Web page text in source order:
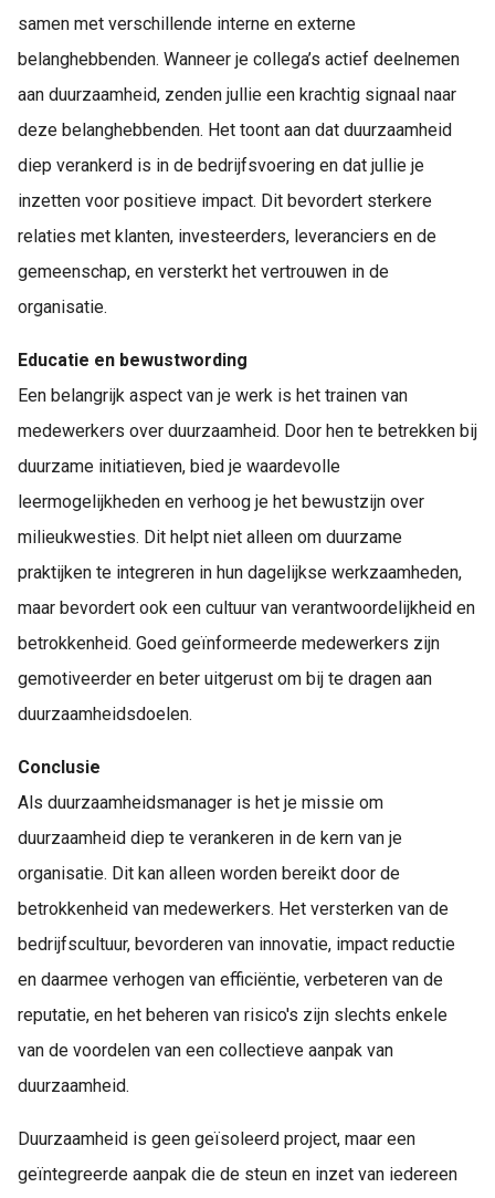
samen met verschillende interne en externe
belanghebbenden. Wanneer je collega’s actief deelnemen
aan duurzaamheid, zenden jullie een krachtig signaal naar
deze belanghebbenden. Het toont aan dat duurzaamheid
diep verankerd is in de bedrijfsvoering en dat jullie je
inzetten voor positieve impact. Dit bevordert sterkere
relaties met klanten, investeerders, leveranciers en de
gemeenschap, en versterkt het vertrouwen in de
organisatie.
Educatie en bewustwording
Een belangrijk aspect van je werk is het trainen van
medewerkers over duurzaamheid. Door hen te betrekken bij
duurzame initiatieven, bied je waardevolle
leermogelijkheden en verhoog je het bewustzijn over
milieukwesties. Dit helpt niet alleen om duurzame
praktijken te integreren in hun dagelijkse werkzaamheden,
maar bevordert ook een cultuur van verantwoordelijkheid en
betrokkenheid. Goed geïnformeerde medewerkers zijn
gemotiveerder en beter uitgerust om bij te dragen aan
duurzaamheidsdoelen.
Conclusie
Als duurzaamheidsmanager is het je missie om
duurzaamheid diep te verankeren in de kern van je
organisatie. Dit kan alleen worden bereikt door de
betrokkenheid van medewerkers. Het versterken van de
bedrijfscultuur, bevorderen van innovatie, impact reductie
en daarmee verhogen van efficiëntie, verbeteren van de
reputatie, en het beheren van risico's zijn slechts enkele
van de voordelen van een collectieve aanpak van
duurzaamheid.
Duurzaamheid is geen geïsoleerd project, maar een
geïntegreerde aanpak die de steun en inzet van iedereen